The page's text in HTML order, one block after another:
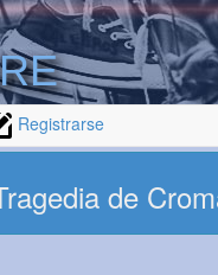
Registrarse
de